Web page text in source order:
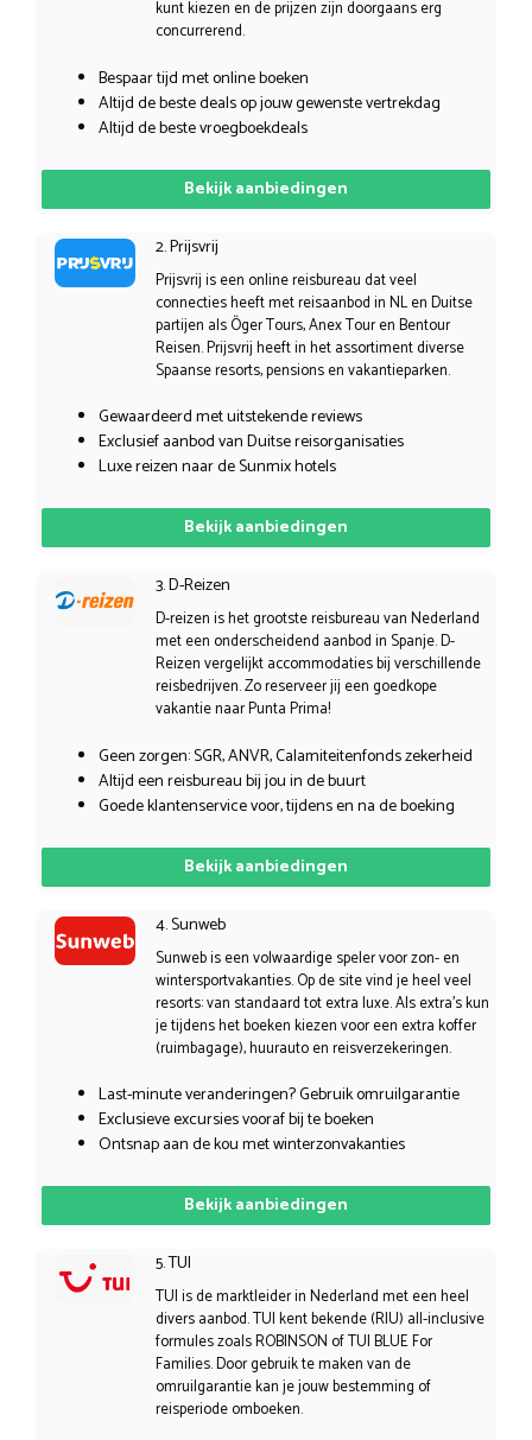
kunt kiezen en de prijzen zijn doorgaans erg
concurrerend.
Bespaar tijd met online boeken
Altijd de beste deals op jouw gewenste vertrekdag
Altijd de beste vroegboekdeals
Bekijk aanbiedingen
2. Prijsvrij
Prijsvrij is een online reisbureau dat veel
connecties heeft met reisaanbod in NL en Duitse
partijen als Öger Tours, Anex Tour en Bentour
Reisen. Prijsvrij heeft in het assortiment diverse
Spaanse resorts, pensions en vakantieparken.
Gewaardeerd met uitstekende reviews
Exclusief aanbod van Duitse reisorganisaties
Luxe reizen naar de Sunmix hotels
Bekijk aanbiedingen
3. D-Reizen
D-reizen is het grootste reisbureau van Nederland
met een onderscheidend aanbod in Spanje. D-
Reizen vergelijkt accommodaties bij verschillende
reisbedrijven. Zo reserveer jij een goedkope
vakantie naar Punta Prima!
Geen zorgen: SGR, ANVR, Calamiteitenfonds zekerheid
Altijd een reisbureau bij jou in de buurt
Goede klantenservice voor, tijdens en na de boeking
Bekijk aanbiedingen
4. Sunweb
Sunweb is een volwaardige speler voor zon- en
wintersportvakanties. Op de site vind je heel veel
resorts: van standaard tot extra luxe. Als extra’s kun
je tijdens het boeken kiezen voor een extra koffer
(ruimbagage), huurauto en reisverzekeringen.
Last-minute veranderingen? Gebruik omruilgarantie
Exclusieve excursies vooraf bij te boeken
Ontsnap aan de kou met winterzonvakanties
Bekijk aanbiedingen
5. TUI
TUI is de marktleider in Nederland met een heel
divers aanbod. TUI kent bekende (RIU) all-inclusive
formules zoals ROBINSON of TUI BLUE For
Families. Door gebruik te maken van de
omruilgarantie kan je jouw bestemming of
reisperiode omboeken.